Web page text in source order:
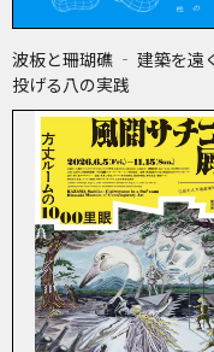
波板と珊瑚礁 ‐ 建築を遠
投げる八の実践